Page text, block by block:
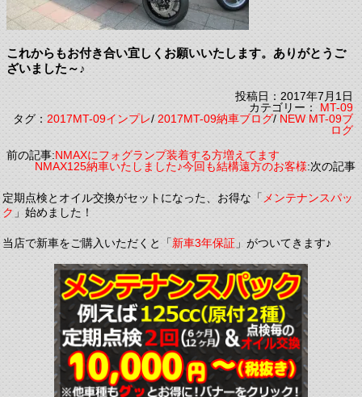
これからもお付き合い宜しくお願いいたします。ありがとうご
ざいました～♪
投稿日：2017年7月1日
カテゴリー：MT-09
タグ：2017MT-09インプレ/2017MT-09納車ブログ/NEW MT-09ブ
ログ
前の記事:NMAXにフォグランプ装着する方増えてます
NMAX125納車いたしました♪今回も結構遠方のお客様:次の記事
定期点検とオイル交換がセットになった、お得な「メンテナンスパッ
ク」始めました！
当店で新車をご購入いただくと「新車3年保証」がついてきます♪